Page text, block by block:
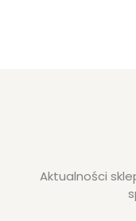
Aktualności